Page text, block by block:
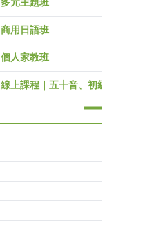
商用日語班
個人家教班
線上課程｜五十音、初級～高級